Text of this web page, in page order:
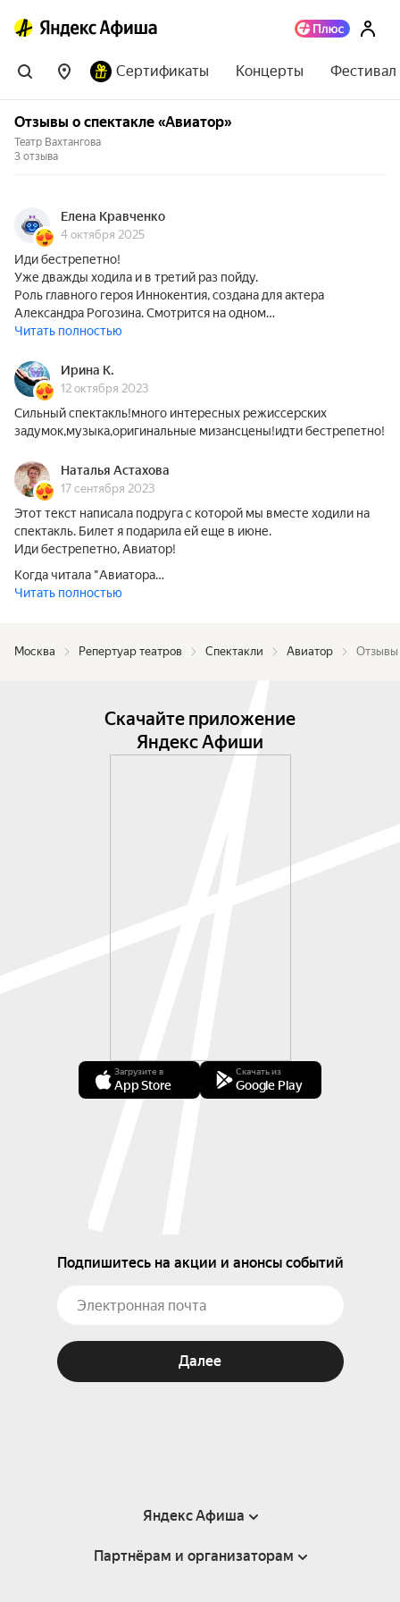
Сертификаты Концерты
Отзывы о спектакле «Авиатор»
Театр Вахтангова
3 отзыва
Елена Кравченко
4 октября 2025
Иди бестрепетно!
Уже дважды ходила и в третий раз пойду.
Роль главного героя Иннокентия, создана для актера
Александра Рогозина. Смотрится на одном…
Читать полностью
Ирина К.
12 октября 2023
Сильный спектакль!много интересных режиссерских
задумок,музыка,оригинальные мизансцены!идти бестрепетно!
Наталья Астахова
17 сентября 2023
Этот текст написала подруга с которой мы вместе ходили на
спектакль. Билет я подарила ей еще в июне.
Иди бестрепетно, Авиатор!
Когда читала "Авиатора…
Читать полностью
Москва Репертуар театров Спектакли Авиатор Отзывы
Скачайте приложение
Яндекс Афиши
Загрузите в
App Store
Скачать из
Google Play
Подпишитесь на акции и анонсы событий
Далее
Яндекс Афиша
Справка
Партнёрам и организаторам